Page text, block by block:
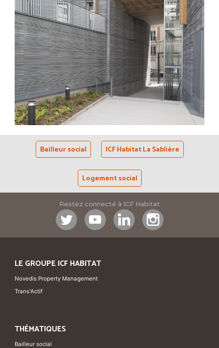
Bailleur social ICF Habitat La Sablière
Logement social
Restez connecté à ICF Habitat
LE GROUPE ICF HABITAT
Novedis Property Management
Trans'Actif
THÉMATIQUES
Bailleur social